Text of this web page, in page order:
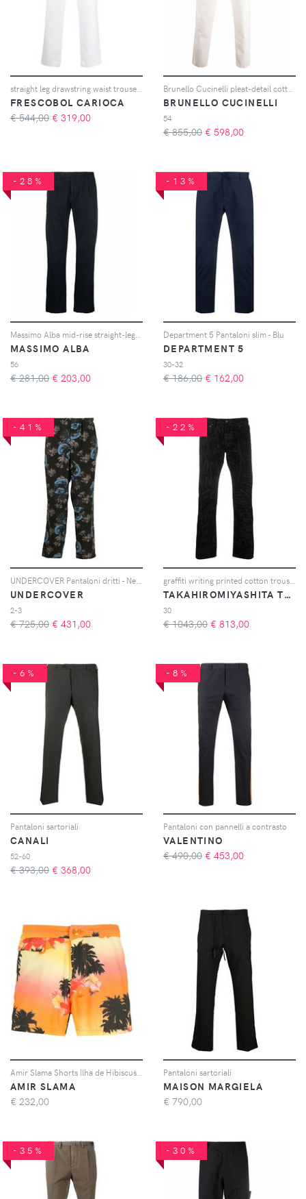
FRESCOBOL CARIOCA
€ 544,00 € 319,00
BRUNELLO CUCINELLI
54
€ 855,00 € 598,00
-28%
MASSIMO ALBA
56
€ 281,00 € 203,00
-13%
Department 5 Pantaloni slim - Blu
DEPARTMENT 5
30-32
€ 186,00 € 162,00
-41%
UNDERCOVER
2-3
€ 725,00 € 431,00
-22%
TAKAHIROMIYASHITA THE SOLOIST
30
€ 1043,00 € 813,00
-6%
Pantaloni sartoriali
CANALI
52-60
€ 393,00 € 368,00
-8%
Pantaloni con pannelli a contrasto
VALENTINO
€ 490,00 € 453,00
AMIR SLAMA
€ 232,00
Pantaloni sartoriali
MAISON MARGIELA
€ 790,00
-35% -30%